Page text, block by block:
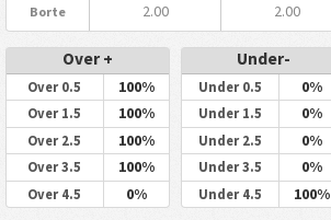
Borte 2.00 2.00
Over +
Over 0.5 100%
Over 1.5 100%
Over 2.5 100%
Over 3.5 100%
Over 4.5 0%
Under-
Under 0.5 0%
Under 1.5 0%
Under 2.5 0%
Under 3.5 0%
Under 4.5 100%